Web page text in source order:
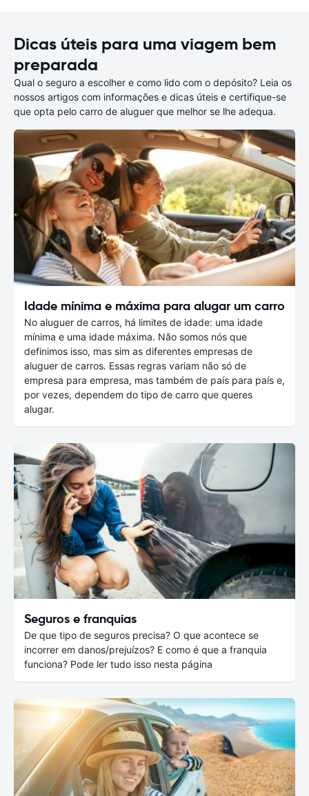
Dicas úteis para uma viagem bem
preparada
Qual o seguro a escolher e como lido com o depósito? Leia os
nossos artigos com informações e dicas úteis e certifique-se
que opta pelo carro de aluguer que melhor se lhe adequa.
Idade mínima e máxima para alugar um carro
No aluguer de carros, há limites de idade: uma idade
mínima e uma idade máxima. Não somos nós que
definimos isso, mas sim as diferentes empresas de
aluguer de carros. Essas regras variam não só de
empresa para empresa, mas também de país para país e,
por vezes, dependem do tipo de carro que queres
alugar.
Seguros e franquias
De que tipo de seguros precisa? O que acontece se
incorrer em danos/prejuízos? E como é que a franquia
funciona? Pode ler tudo isso nesta página